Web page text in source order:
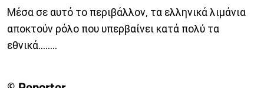
Μέσα σε αυτό το περιβάλλον, τα ελληνικά λιμάνια
αποκτούν ρόλο που υπερβαίνει κατά πολύ τα
εθνικά........